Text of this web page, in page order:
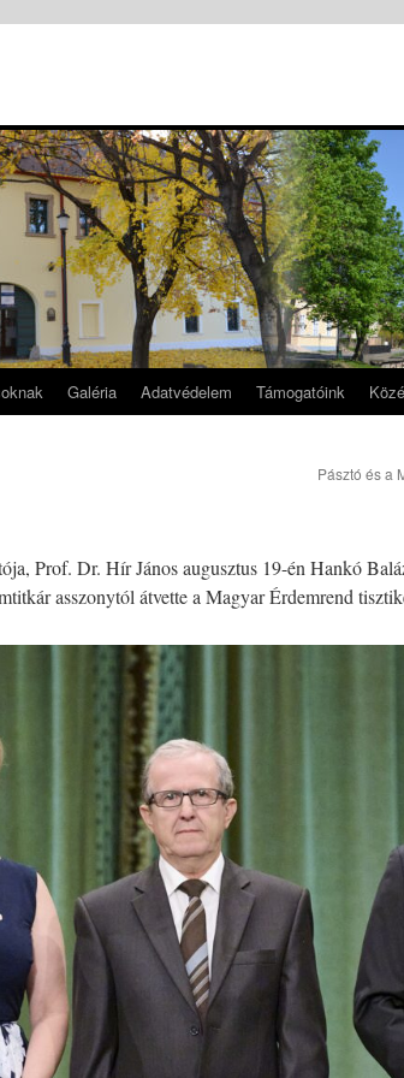
Galéria Adatvédelem Támogatóink
Pásztó és a
Prof. Dr. Hír János augusztus 19-én Hankó
asszonytól átvette a Magyar Érdemrend